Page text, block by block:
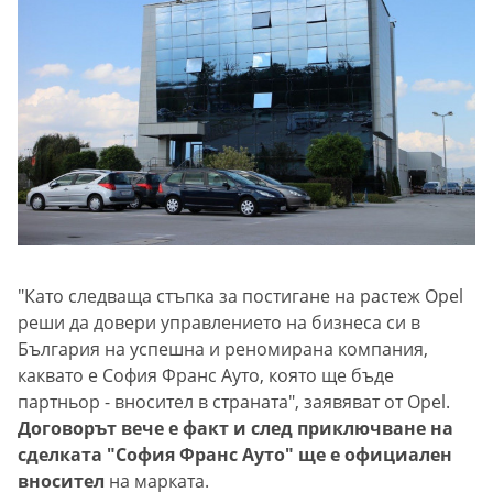
"Като следваща стъпка за постигане на растеж Opel
реши да довери управлението на бизнеса си в
България на успешна и реномирана компания,
каквато е София Франс Ауто, която ще бъде
партньор - вносител в страната", заявяват от Opel.
Договорът вече е факт и след приключване на
сделката "София Франс Ауто" ще е официален
вносител на марката.